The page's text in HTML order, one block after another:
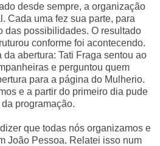
desde sempre, a organização
Cada uma fez sua parte, para
das possibilidades. O resultado
conforme foi acontecendo.
abertura: Tati Fraga sentou ao
e perguntou quem
para a página do Mulherio.
e a partir do primeiro dia pude
programação.
que todas nós organizamos e
João Pessoa. Relatei isso num